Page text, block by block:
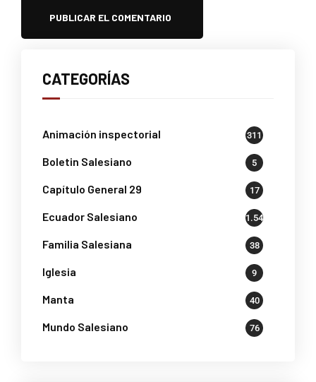
CATEGORÍAS
Animación inspectorial 311
Boletin Salesiano 5
Capítulo General 29 17
Ecuador Salesiano 1.541
Familia Salesiana 38
Iglesia 9
Manta 40
Mundo Salesiano 76